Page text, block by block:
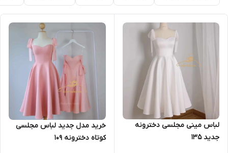
لباس مینی مجلسی دخترونه
جدید ۱۳۵
خرید مدل جدید لباس مجلسی
کوتاه دخترونه ۱۰۹